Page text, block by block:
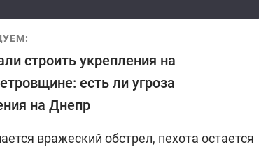
строить укрепления на
есть ли угроза
на Днепр
вражеский обстрел, пехота остается